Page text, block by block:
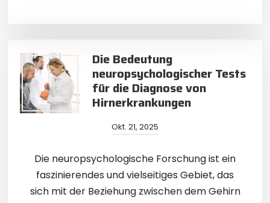
Die Bedeutung
neuropsychologischer Tests
für die Diagnose von
Hirnerkrankungen
Okt. 21, 2025
Die neuropsychologische Forschung ist ein
faszinierendes und vielseitiges Gebiet, das
sich mit der Beziehung zwischen dem Gehirn